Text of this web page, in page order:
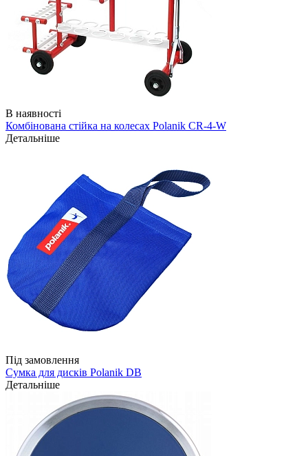
В наявності
Комбінована стійка на колесах Polanik CR-4-W
Детальніше
Під замовлення
Сумка для дисків Polanik DB
Детальніше